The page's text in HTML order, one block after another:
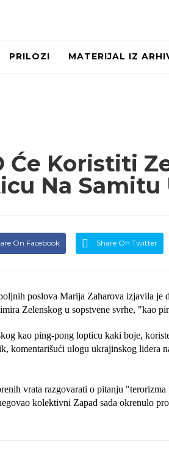
PRILOZI MATERIJAL IZ
Će Koristiti
Na Samitu
On Facebook Share On Twitter
poslova Marija Zaharova izjavila je
Zelenskog u sopstvene svrhe, "kao
kao ping-pong lopticu kaki boje,
komentarišući ulogu ukrajinskog lidera
vrata razgovarati o pitanju
kolektivni Zapad sada okrenulo